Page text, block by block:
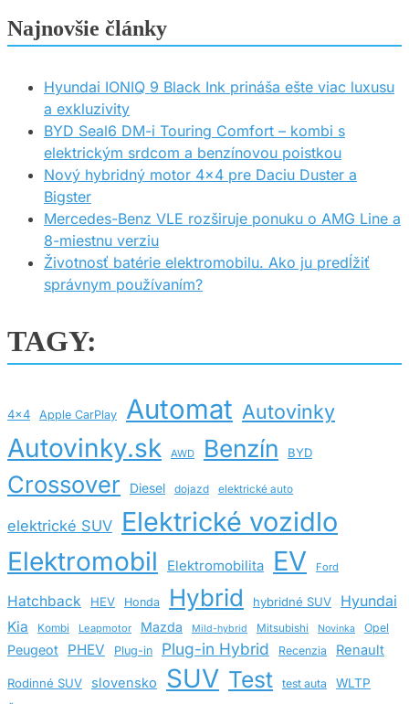
Najnovšie články
Hyundai IONIQ 9 Black Ink prináša ešte viac luxusu
a exkluzivity
BYD Seal6 DM-i Touring Comfort – kombi s
elektrickým srdcom a benzínovou poistkou
Nový hybridný motor 4×4 pre Daciu Duster a
Bigster
Mercedes-Benz VLE rozširuje ponuku o AMG Line a
8-miestnu verziu
Životnosť batérie elektromobilu. Ako ju predĺžiť
správnym používaním?
TAGY:
4x4 Apple CarPlay Automat Autovinky
Autovinky.sk AWD Benzín BYD
Crossover Diesel dojazd elektrické auto
elektrické SUV Elektrické vozidlo
Elektromobil Elektromobilita EV Ford
Hatchback HEV Honda Hybrid hybridné SUV
Hyundai
Kia
Kombi Leapmotor Mazda Mild-hybrid Mitsubishi Novinka Opel
Peugeot PHEV Plug-in Plug-in Hybrid Recenzia Renault
Rodinné SUV slovensko SUV Test test auta
WLTP